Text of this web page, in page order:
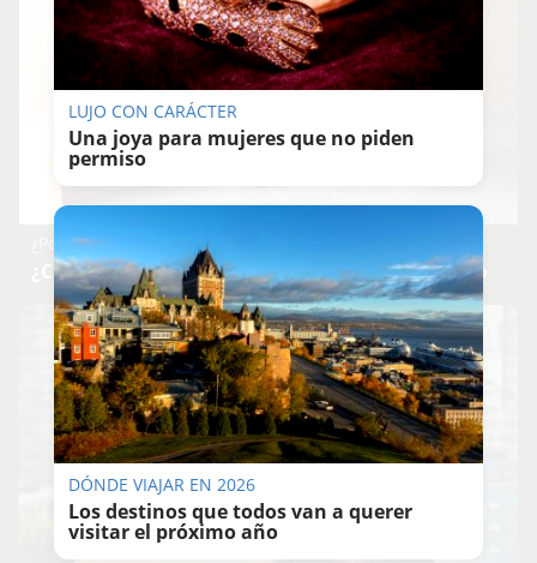
¿Por qué ves caras?
¿Creías que era cosa tuya? La ciencia dice que no
LUJO CON CARÁCTER
Una joya para mujeres que no piden
permiso
DÓNDE VIAJAR EN 2026
Los destinos que todos van a querer
visitar el próximo año